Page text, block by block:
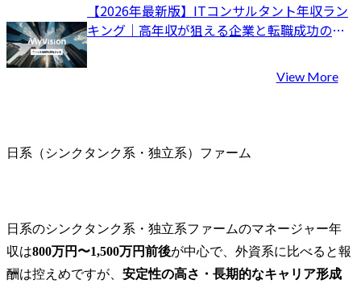
【2026年最新版】ITコンサルタント年収ラン
キング｜高年収が狙える企業と転職成功の秘
View More
日系（シンクタンク系・独立系）ファーム
日系のシンクタンク系・独立系ファームのマネージャー年
収は800万円〜1,500万円前後が中心で、外資系に比べると報
酬は控えめですが、 安定性の高さ・長期的なキャリア形成